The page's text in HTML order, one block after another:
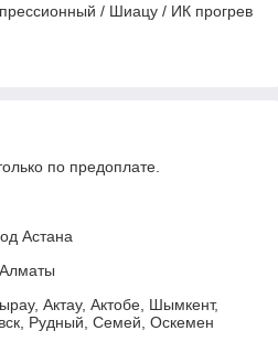
/ Шиацу / ИК прогрев
по предоплате.
Астана
Актау, Актобе, Шымкент,
Рудный, Семей, Оскемен